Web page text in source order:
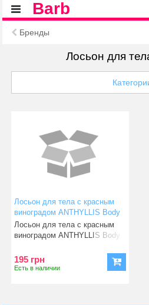
Barb
Бренды
Лосьон для
Лосьон для тела с красным
виноградом ANTHYLLIS Body
Milk, 150 мл (8002849917909)
Лосьон для тела с красным
виноградом ANTHYLLIS Body
195 грн
Есть в наличии